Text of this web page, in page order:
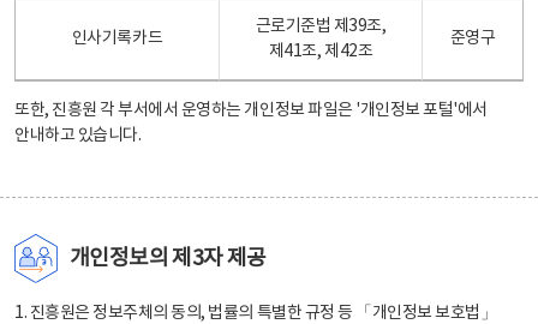
인사기록카드
근로기준법 제39조,
제41조, 제42조
준영구
또한, 진흥원 각 부서에서 운영하는 개인정보 파일은 '개인정보 포털'에서
안내하고 있습니다.
개인정보의 제3자 제공
1. 진흥원은 정보주체의 동의, 법률의 특별한 규정 등 「개인정보 보호법」